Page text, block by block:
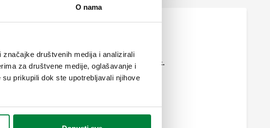
O nama
društvenih medija i analizirali
za društvene medije, oglašavanje i
prikupili dok ste upotrebljavali njihove
za
cijevi.
Mehanički nastavak.